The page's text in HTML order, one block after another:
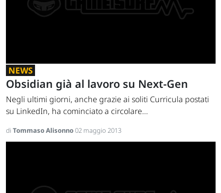
NEWS
Obsidian già al lavoro su Next-Gen
Negli ultimi giorni, anche grazie ai soliti Curricula postati
su LinkedIn, ha cominciato a circolare...
di Tommaso Alisonno02 maggio 2013